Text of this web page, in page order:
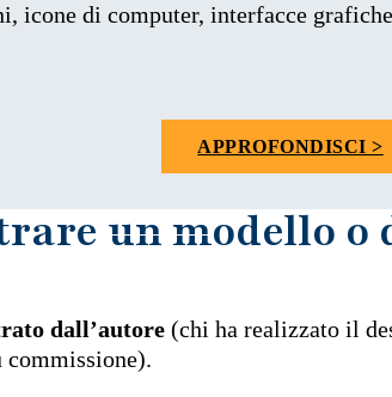
icone di computer, interfacce
APPROFONDISCI >
un modello
dall’autore (chi ha realizzato il
commissione).